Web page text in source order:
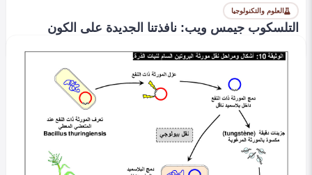
العلوم والتكنولوجيا
التلسكوب جيمس ويب: نافذتنا الجديدة على الكون